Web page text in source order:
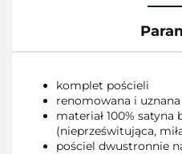
komplet pościeli
renomowana i
materiał 100% satyna
(nieprześwitująca,
pościel dwustronnie